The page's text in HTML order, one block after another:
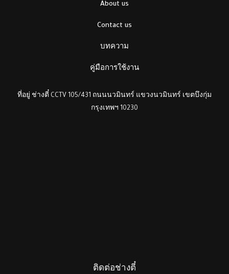
About us
Contact us
บทความ
คู่มือการใช้งาน
ที่อยู่ ช่างตี๋ CCTV 105/431 ถนนนวมินทร์ แขวงนวมินทร์ เขตบึงกุ่ม
กรุงเทพฯ 10230
ติดต่อช่างตี๋